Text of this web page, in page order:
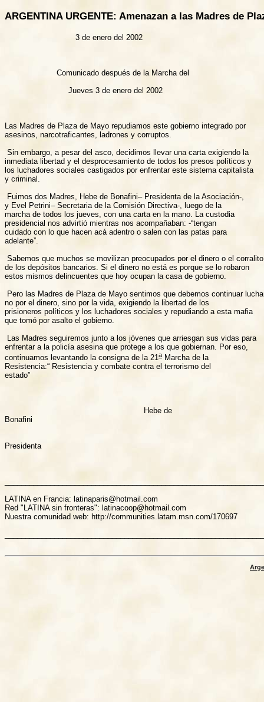
ARGENTINA URGENTE: Amenazan a las Madres de
                              3 de enero del 2002
                      Comunicado después de la Marcha del
                           Jueves 3 de enero del 2002
Las Madres de Plaza de Mayo repudiamos este gobierno integrado por
asesinos, narcotraficantes, ladrones y corruptos.
Sin embargo, a pesar del asco, decidimos llevar una carta exigiendo la
inmediata libertad y el desprocesamiento de todos los presos políticos y
los luchadores sociales castigados por enfrentar este sistema capitalista
y criminal.
Fuimos dos Madres, Hebe de Bonafini– Presidenta de la Asociación-,
y Evel Petrini– Secretaria de la Comisión Directiva-, luego de la
marcha de todos los jueves, con una carta en la mano. La custodia
presidencial nos advirtió mientras nos acompañaban: -“tengan
cuidado con lo que hacen acá adentro o salen con las patas para
adelante”.
Sabemos que muchos se movilizan preocupados por el dinero o el corralito
de los depósitos bancarios. Si el dinero no está es porque se lo robaron
estos mismos delincuentes que hoy ocupan la casa de gobierno.
Pero las Madres de Plaza de Mayo sentimos que debemos continuar
no por el dinero, sino por la vida, exigiendo la libertad de los
prisioneros políticos y los luchadores sociales y repudiando a esta mafia
que tomó por asalto el gobierno.
Las Madres seguiremos junto a los jóvenes que arriesgan sus vidas para
enfrentar a la policía asesina que protege a los que gobiernan. Por eso,
continuamos levantando la consigna de la 21a Marcha de la
Resistencia:“ Resistencia y combate contra el terrorismo del
estado”
                                                           Hebe de
Bonafini
Presidenta
LATINA en Francia: latinaparis@hotmail.com
Red "LATINA sin fronteras": latinacoop@hotmail.com
Nuestra comunidad web: http://communities.latam.msn.com/170697